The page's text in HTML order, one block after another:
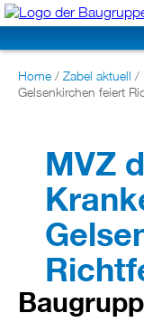
Home / Zabel aktuell /
Gelsenkirchen feiert
MVZ